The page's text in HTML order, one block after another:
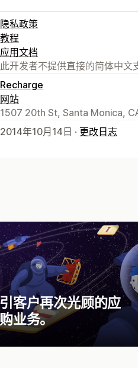
隐私政策
教程
应用文档
此开发者不提供直接的简体中文
Recharge
网站
1507 20th St, Santa Monica,
2014年10月14日 · 更改日志
客户再次光顾的应
业务。